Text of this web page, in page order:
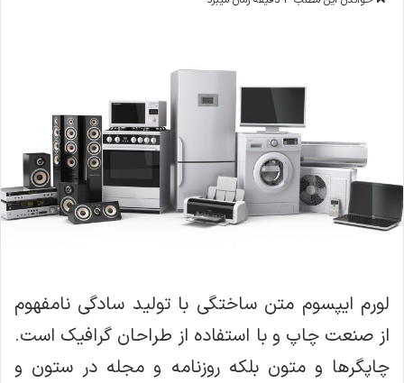
لورم ایپسوم متن ساختگی با تولید سادگی نامفهوم
از صنعت چاپ و با استفاده از طراحان گرافیک است.
چاپگرها و متون بلکه روزنامه و مجله در ستون و